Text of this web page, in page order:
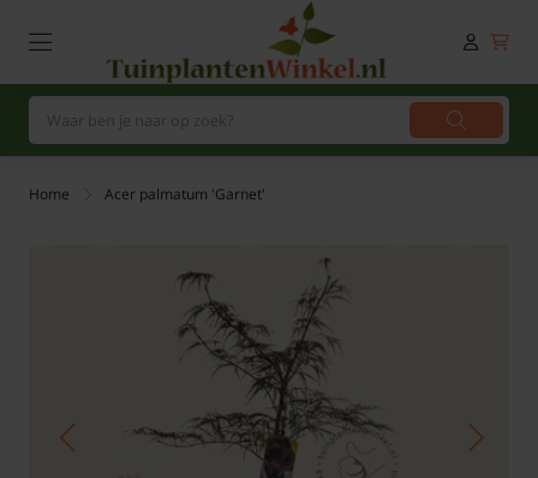
Home Acer palmatum 'Garnet'